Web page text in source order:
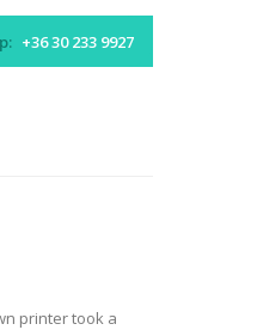
+36 30 233 9927
printer took a